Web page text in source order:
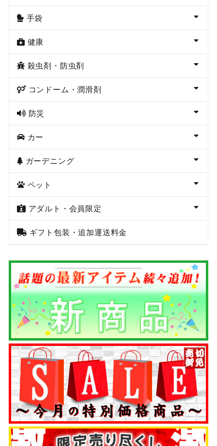
手袋
健康
殺虫剤・防虫剤
コンドーム・潤滑剤
防災
カー
ガーデニング
ペット
アダルト・会員限定
ギフト包装・追加運送料金